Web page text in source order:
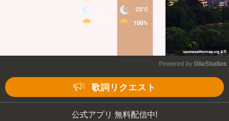
Powered by GliaStudios
歌詞リクエスト
公式アプリ 無料配信中!